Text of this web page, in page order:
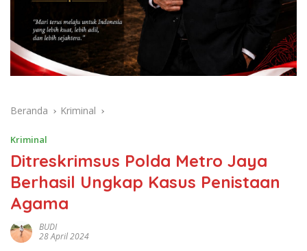
Beranda Kriminal
Kriminal
Ditreskrimsus Polda Metro Jaya
Berhasil Ungkap Kasus Penistaan
Agama
BUDI
28 April 2024